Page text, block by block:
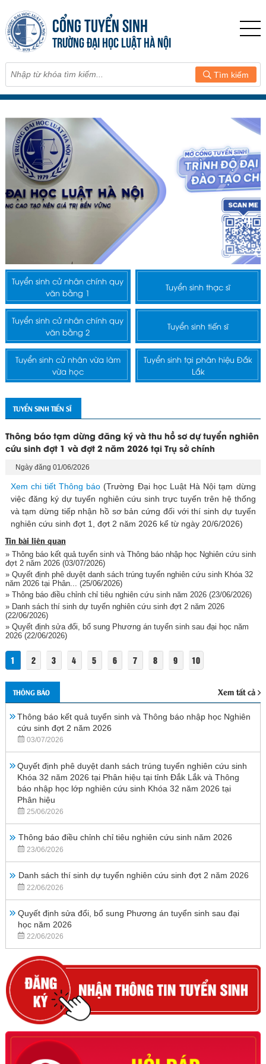
CỔNG TUYỂN SINH
TRƯỜNG ĐẠI HỌC LUẬT HÀ NỘI
Tìm kiếm
Tuyển sinh cử nhân chính quy
văn bằng 1
Tuyển sinh thạc sĩ
Tuyển sinh cử nhân chính quy
văn bằng 2
Tuyển sinh tiến sĩ
Tuyển sinh cử nhân vừa làm
vừa học
Tuyển sinh tại phân hiệu Đắk
Lắk
TUYỂN SINH TIẾN SĨ
Thông báo tạm dừng đăng ký và thu hồ sơ dự tuyển nghiên
cứu sinh đợt 1 và đợt 2 năm 2026 tại Trụ sở chính
Ngày đăng 01/06/2026
Xem chi tiết Thông báo (Trường Đại học Luật Hà Nội tạm dừng
việc đăng ký dự tuyển nghiên cứu sinh trực tuyến trên hệ thống
và tạm dừng tiếp nhận hồ sơ bản cứng đối với thí sinh dự tuyển
nghiên cứu sinh đợt 1, đợt 2 năm 2026 kể từ ngày 20/6/2026)
Tin bài liên quan
» Thông báo kết quả tuyển sinh và Thông báo nhập học Nghiên cứu sinh
đợt 2 năm 2026(03/07/2026)
» Quyết định phê duyệt danh sách trúng tuyển nghiên cứu sinh Khóa 32
năm 2026 tại Phân... (25/06/2026)
» Thông báo điều chỉnh chỉ tiêu nghiên cứu sinh năm 2026(23/06/2026)
» Danh sách thí sinh dự tuyển nghiên cứu sinh đợt 2 năm 2026
(22/06/2026)
» Quyết định sửa đổi, bổ sung Phương án tuyển sinh sau đại học năm
2026(22/06/2026)
1 2 3 4 5 6 7 8 9 10
THÔNG BÁO Xem tất cả
Thông báo kết quả tuyển sinh và Thông báo nhập học Nghiên
cứu sinh đợt 2 năm 2026
03/07/2026
Quyết định phê duyệt danh sách trúng tuyển nghiên cứu sinh
Khóa 32 năm 2026 tại Phân hiệu tại tỉnh Đắk Lắk và Thông
báo nhập học lớp nghiên cứu sinh Khóa 32 năm 2026 tại
Phân hiệu
25/06/2026
Thông báo điều chỉnh chỉ tiêu nghiên cứu sinh năm 2026
23/06/2026
Danh sách thí sinh dự tuyển nghiên cứu sinh đợt 2 năm 2026
22/06/2026
Quyết định sửa đổi, bổ sung Phương án tuyển sinh sau đại
học năm 2026
22/06/2026